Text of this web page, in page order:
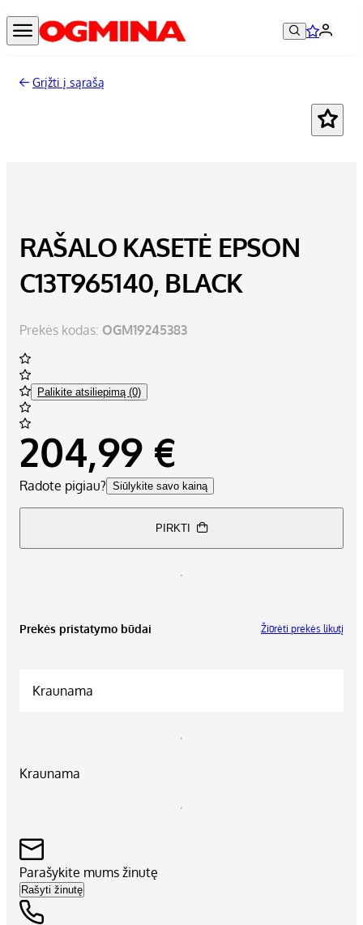
Grįžti į sąrašą
RAŠALO KASETĖ EPSON
C13T965140, BLACK
Prekės kodas: OGM19245383
Palikite atsiliepimą (0)
204,99 €
Radote pigiau? Siūlykite savo kainą
PIRKTI
Prekės pristatymo būdai Žiūrėti prekės likutį
Kraunama
Kraunama
Parašykite mums žinutę
Rašyti žinutę